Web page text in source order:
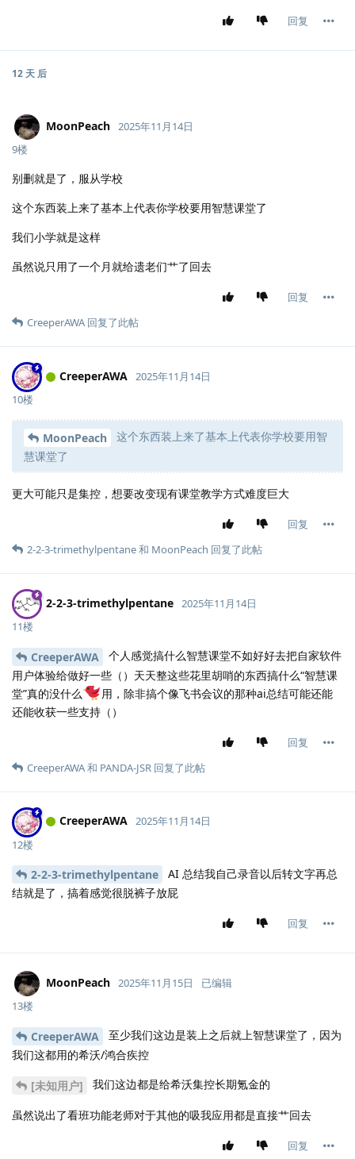
回复
12 天 后
MoonPeach 2025年11月14日
9楼
别删就是了，服从学校
这个东西装上来了基本上代表你学校要用智慧课堂了
我们小学就是这样
虽然说只用了一个月就给遗老们艹了回去
回复
CreeperAWA 回复了此帖
CreeperAWA 2025年11月14日
10楼
MoonPeach
这个东西装上来了基本上代表你学校要用智
慧课堂了
更大可能只是集控，想要改变现有课堂教学方式难度巨大
回复
2-2-3-trimethylpentane和 MoonPeach 回复了此帖
2-2-3-trimethylpentane 2025年11月14日
11楼
CreeperAWA
个人感觉搞什么智慧课堂不如好好去把自家软件
用户体验给做好一些（）天天整这些花里胡哨的东西搞什么“智慧课
堂”真的没什么
用，除非搞个像飞书会议的那种ai总结可能还能
还能收获一些支持（）
回复
CreeperAWA和 PANDA-JSR 回复了此帖
CreeperAWA 2025年11月14日
12楼
2-2-3-trimethylpentane
AI 总结我自己录音以后转文字再总
结就是了，搞着感觉很脱裤子放屁
回复
MoonPeach 2025年11月15日
已编辑
13楼
CreeperAWA
至少我们这边是装上之后就上智慧课堂了，因为
我们这都用的希沃/鸿合疾控
[未知用户] 我们这边都是给希沃集控长期氪金的
虽然说出了看班功能老师对于其他的吸我应用都是直接艹回去
回复